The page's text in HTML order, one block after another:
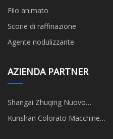
Filo animato
Scorie di raffinazione
Agente nodulizzante
AZIENDA PARTNER
Shangai Zhuqing Nuovo
Materiali Tecnologia Co., Ltd.
Kunshan Colorato Macchine